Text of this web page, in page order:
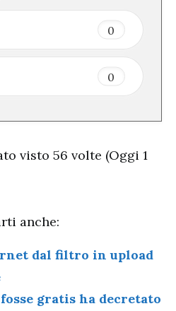
0
0
visto 56 volte (Oggi 1
anche:
dal filtro in upload
gratis ha decretato